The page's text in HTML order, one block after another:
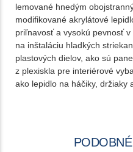
lemované hnedým
modifikované akrylátové
priľnavosť a vysokú pevnosť
na inštaláciu hladkých
plastových dielov, ako sú
z plexiskla pre interiérové
ako lepidlo na háčiky, držiaky